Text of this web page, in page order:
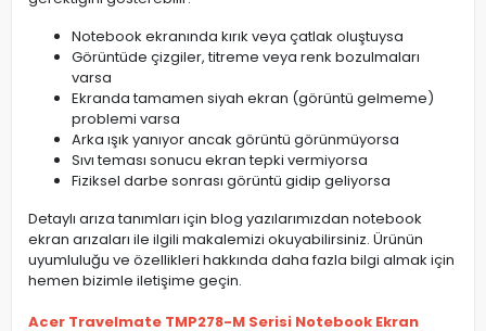
Notebook ekranında kırık veya çatlak oluştuysa
Görüntüde çizgiler, titreme veya renk bozulmaları
varsa
Ekranda tamamen siyah ekran (görüntü gelmeme)
problemi varsa
Arka ışık yanıyor ancak görüntü görünmüyorsa
Sıvı teması sonucu ekran tepki vermiyorsa
Fiziksel darbe sonrası görüntü gidip geliyorsa
Detaylı arıza tanımları için blog yazılarımızdan notebook
ekran arızaları ile ilgili makalemizi okuyabilirsiniz. Ürünün
uyumluluğu ve özellikleri hakkında daha fazla bilgi almak için
hemen bizimle iletişime geçin.
Acer Travelmate TMP278-M Serisi Notebook Ekran